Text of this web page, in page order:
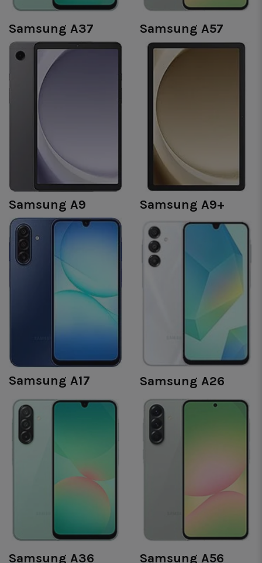
Samsung A37 Samsung A57
Samsung A9 Samsung A9+
Samsung A17 Samsung A26
Samsung A36 Samsung A56